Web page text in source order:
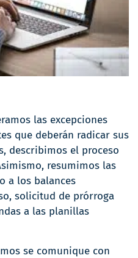
las excepciones
que deberán radicar sus
describimos el proceso
resumimos las
a los balances
solicitud de prórroga
a las planillas
se comunique con